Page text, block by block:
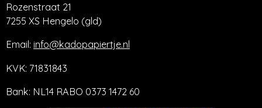
Rozenstraat 21
7255 XS Hengelo (gld)
Email: info@kadopapiertje.nl
KVK: 71831843
Bank: NL14 RABO 0373 1472 60